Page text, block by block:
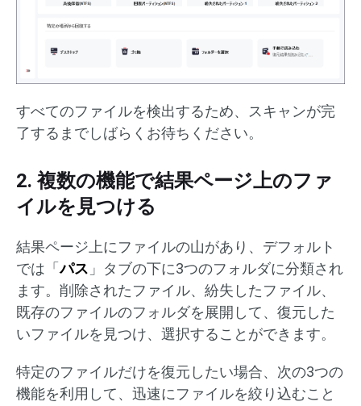
すべてのファイルを検出するため、スキャンが完
了するまでしばらくお待ちください。
2. 複数の機能で結果ページ上のファ
イルを見つける
結果ページ上にファイルの山があり、デフォルト
では「パス 」タブの下に3つのフォルダに分類され
ます。削除されたファイル、紛失したファイル、
既存のファイルのフォルダを展開して、復元した
いファイルを見つけ、選択することができます。
特定のファイルだけを復元したい場合、次の3つの
機能を利用して、迅速にファイルを絞り込むこと